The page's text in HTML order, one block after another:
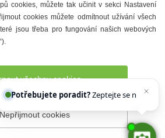
muzeum a galerie
Denní meníčka
Správce webu
cookies, můžete tak učinit v sekci Nastavení
cookies můžete odmítnout užívání všech
jsou třeba pro fungování našich webových
všechny cookies
Nepřijmout cookies
poradit?Zeptejte se našeho asis